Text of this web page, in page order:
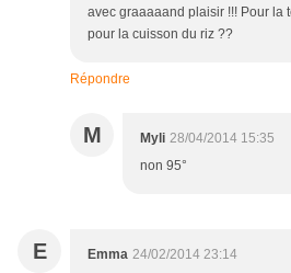
avec graaaaand plaisir !!! Pour la
pour la cuisson du riz ??
Répondre
M Myli 28/04/2014 15:35
non 95°
E Emma 24/02/2014 23:14